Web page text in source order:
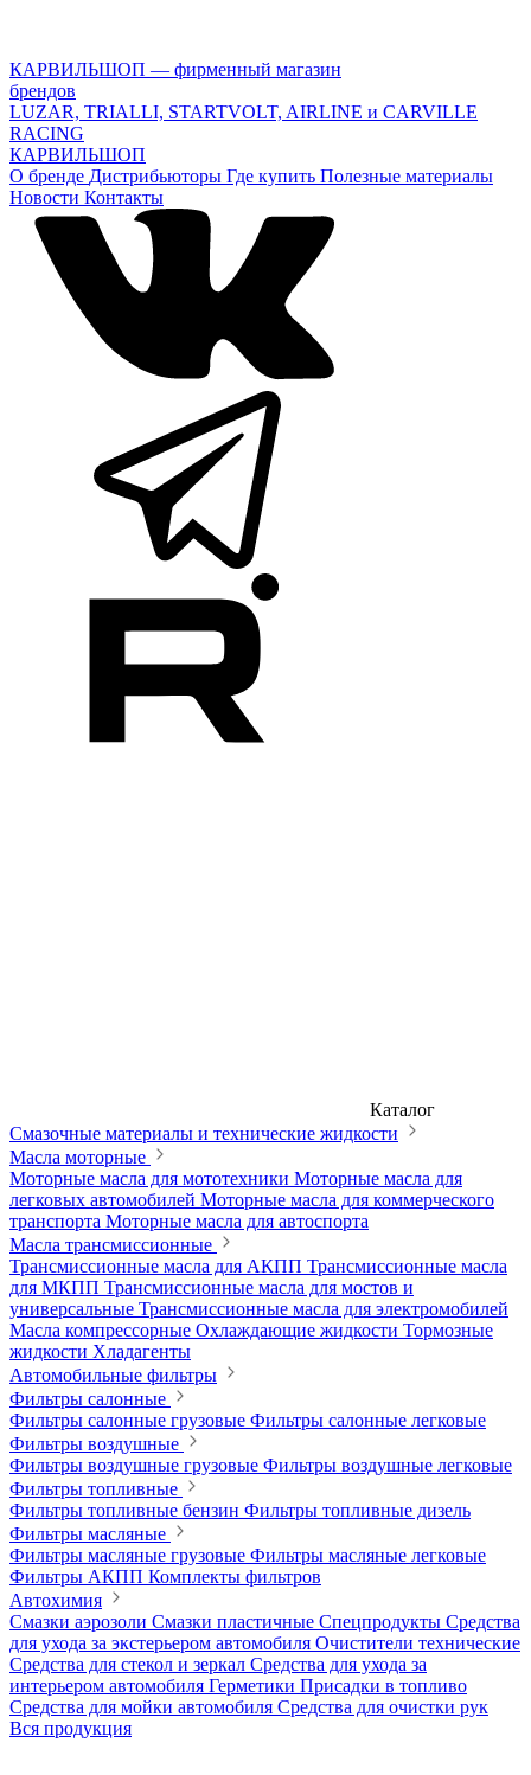
КАРВИЛЬШОП — фирменный магазин
брендов
LUZAR, TRIALLI, STARTVOLT, AIRLINE и CARVILLE
RACING
КАРВИЛЬШОП
О бренде Дистрибьюторы Где купить Полезные материалы
Новости Контакты
Каталог
Смазочные материалы и технические жидкости
Масла моторные
Моторные масла для мототехники Моторные масла для
легковых автомобилей Моторные масла для коммерческого
транспорта Моторные масла для автоспорта
Масла трансмиссионные
Трансмиссионные масла для АКПП Трансмиссионные масла
для МКПП Трансмиссионные масла для мостов и
универсальные Трансмиссионные масла для электромобилей
Масла компрессорные Охлаждающие жидкости Тормозные
жидкости Хладагенты
Автомобильные фильтры
Фильтры салонные
Фильтры салонные грузовые Фильтры салонные легковые
Фильтры воздушные
Фильтры воздушные грузовые Фильтры воздушные легковые
Фильтры топливные
Фильтры топливные бензин Фильтры топливные дизель
Фильтры масляные
Фильтры масляные грузовые Фильтры масляные легковые
Фильтры АКПП Комплекты фильтров
Автохимия
Смазки аэрозоли Смазки пластичные Спецпродукты Средства
для ухода за экстерьером автомобиля Очистители технические
Средства для стекол и зеркал Средства для ухода за
интерьером автомобиля Герметики Присадки в топливо
Средства для мойки автомобиля Средства для очистки рук
Вся продукция